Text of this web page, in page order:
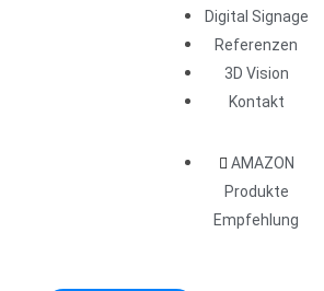
Digital Signage
Referenzen
3D Vision
Kontakt
AMAZON
Produkte
Empfehlung